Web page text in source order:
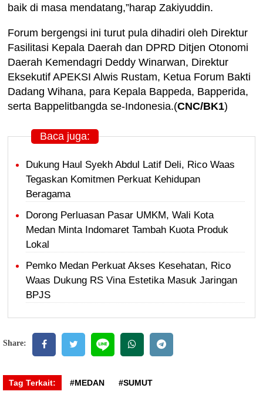
baik di masa mendatang,”harap Zakiyuddin.
Forum bergengsi ini turut pula dihadiri oleh Direktur
Fasilitasi Kepala Daerah dan DPRD Ditjen Otonomi
Daerah Kemendagri Deddy Winarwan, Direktur
Eksekutif APEKSI Alwis Rustam, Ketua Forum Bakti
Dadang Wihana, para Kepala Bappeda, Bapperida,
serta Bappelitbangda se-Indonesia.(CNC/BK1)
Baca juga:
Dukung Haul Syekh Abdul Latif Deli, Rico Waas
Tegaskan Komitmen Perkuat Kehidupan
Beragama
Dorong Perluasan Pasar UMKM, Wali Kota
Medan Minta Indomaret Tambah Kuota Produk
Lokal
Pemko Medan Perkuat Akses Kesehatan, Rico
Waas Dukung RS Vina Estetika Masuk Jaringan
BPJS
Share:
Tag Terkait: #MEDAN #SUMUT